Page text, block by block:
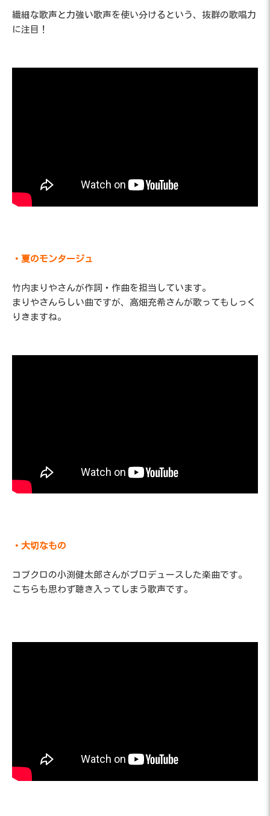
繊細な歌声と力強い歌声を使い分けるという、抜群の歌唱力
に注目！
・夏のモンタージュ
竹内まりやさんが作詞・作曲を担当しています。
まりやさんらしい曲ですが、高畑充希さんが歌ってもしっく
りきますね。
・大切なもの
コブクロの小渕健太郎さんがプロデュースした楽曲です。
こちらも思わず聴き入ってしまう歌声です。